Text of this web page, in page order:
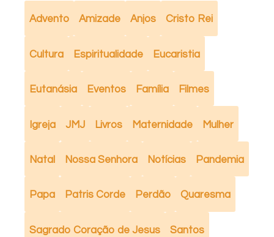
Advento Amizade Anjos Cristo Rei
Cultura Espiritualidade Eucaristia
Eutanásia Eventos Família Filmes
Igreja JMJ Livros Maternidade Mulher
Natal Nossa Senhora Notícias Pandemia
Papa Patris Corde Perdão Quaresma
Sagrado Coração de Jesus Santos